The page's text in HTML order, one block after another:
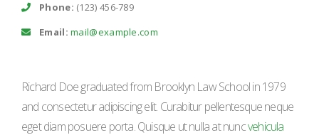
Phone: (123) 456-789
Email: mail@example.com
Richard Doe graduated from Brooklyn Law School in 1979
and consectetur adipiscing elit. Curabitur pellentesque neque
eget diam posuere porta. Quisque ut nulla at nuncvehicula